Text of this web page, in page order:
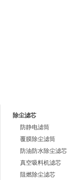
除尘滤芯
防静电滤筒
覆膜除尘滤筒
防油防水除尘滤芯
真空吸料机滤芯
阻燃除尘滤芯